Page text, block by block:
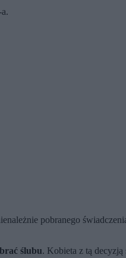
pobranego
ślubu. Kobieta z tą decyzją